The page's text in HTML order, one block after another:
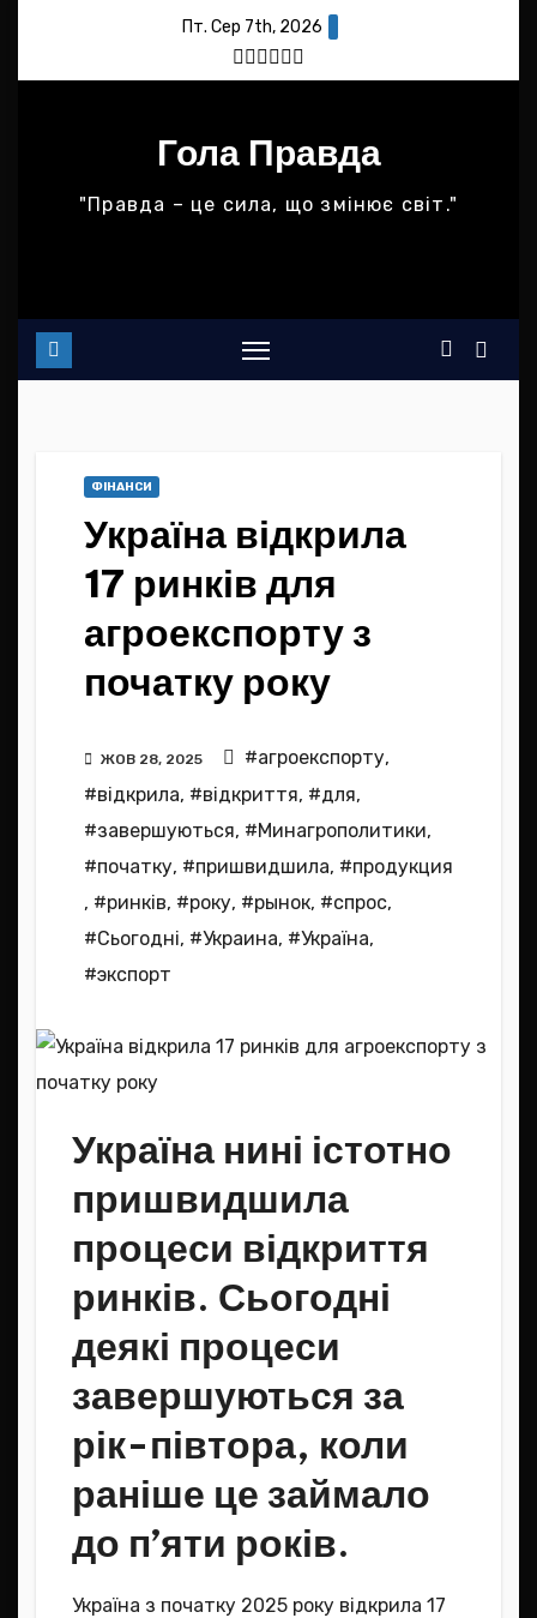
content
Пт. Сер 7th, 2026
Гола Правда
"Правда – це сила, що змінює світ."
ФІНАНСИ
Україна відкрила
17 ринків для
агроекспорту з
початку року
ЖОВ 28, 2025 #агроекспорту,
#відкрила, #відкриття, #для,
#завершуються, #Минагрополитики,
#початку, #пришвидшила, #продукция
, #ринків, #року, #рынок, #спрос,
#Сьогодні, #Украина, #Україна,
#экспорт
Україна нині істотно
пришвидшила
процеси відкриття
ринків. Сьогодні
деякі процеси
завершуються за
рік-півтора, коли
раніше це займало
до п’яти років.
Україна з початку 2025 року відкрила 17